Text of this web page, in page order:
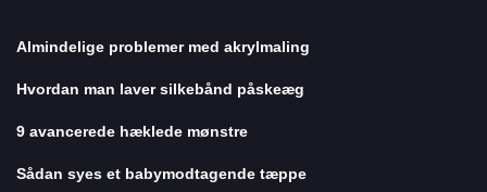
Almindelige problemer med akrylmaling
Hvordan man laver silkebånd påskeæg
9 avancerede hæklede mønstre
Sådan syes et babymodtagende tæppe